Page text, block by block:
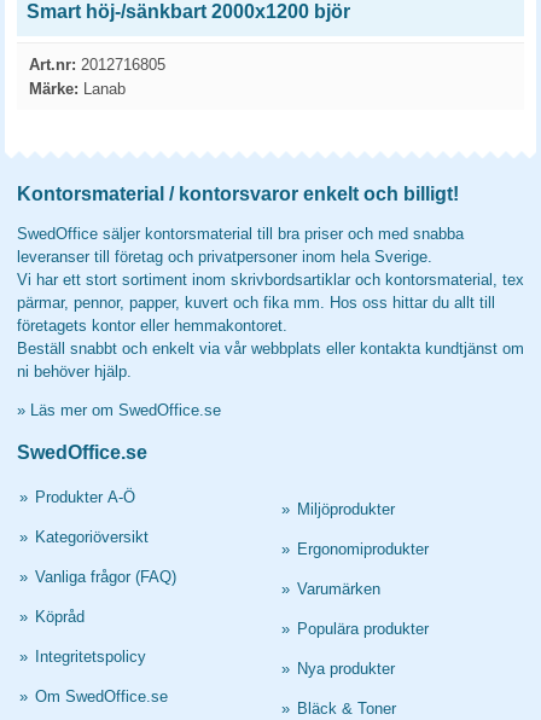
Smart höj-/sänkbart 2000x1200 björ
Art.nr: 2012716805
Märke: Lanab
Kontorsmaterial / kontorsvaror enkelt och billigt!
SwedOffice säljer kontorsmaterial till bra priser och med snabba
leveranser till företag och privatpersoner inom hela Sverige.
Vi har ett stort sortiment inom skrivbordsartiklar och kontorsmaterial, tex
pärmar, pennor, papper, kuvert och fika mm. Hos oss hittar du allt till
företagets kontor eller hemmakontoret.
Beställ snabbt och enkelt via vår webbplats eller kontakta kundtjänst om
ni behöver hjälp.
» Läs mer om SwedOffice.se
SwedOffice.se
» Produkter A-Ö
» Kategoriöversikt
» Vanliga frågor (FAQ)
» Köpråd
» Integritetspolicy
» Om SwedOffice.se
» Miljöprodukter
» Ergonomiprodukter
» Varumärken
» Populära produkter
» Nya produkter
» Bläck & Toner